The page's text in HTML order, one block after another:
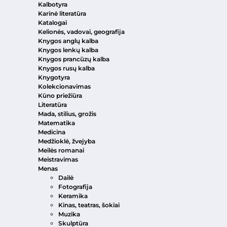
Kalbotyra
Karinė literatūra
Katalogai
Kelionės, vadovai, geografija
Knygos anglų kalba
Knygos lenkų kalba
Knygos prancūzų kalba
Knygos rusų kalba
Knygotyra
Kolekcionavimas
Kūno priežiūra
Literatūra
Mada, stilius, grožis
Matematika
Medicina
Medžioklė, žvejyba
Meilės romanai
Meistravimas
Menas
Dailė
Fotografija
Keramika
Kinas, teatras, šokiai
Muzika
Skulptūra